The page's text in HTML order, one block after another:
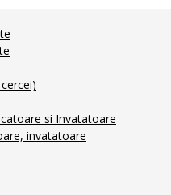
si Invatatoare
invatatoare